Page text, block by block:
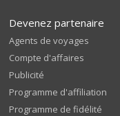
Devenez partenaire
Agents de voyages
Compte d'affaires
Publicité
Programme d'affiliation
Programme de fidélité